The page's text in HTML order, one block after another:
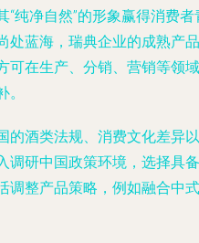
纯净自然”的形象赢得消费者
处蓝海，瑞典企业的成熟产品
可在生产、分销、营销等领域
的酒类法规、消费文化差异以
调研中国政策环境，选择具备
调整产品策略，例如融合中式